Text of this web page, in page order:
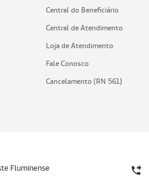
Central do Beneficiário
Central de Atendimento
Loja de Atendimento
Fale Conosco
Cancelamento (RN 561)
Fluminense